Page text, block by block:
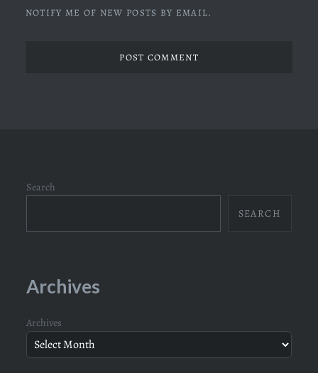
NOTIFY ME OF NEW POSTS BY EMAIL.
Search
SEARCH
Archives
Archives